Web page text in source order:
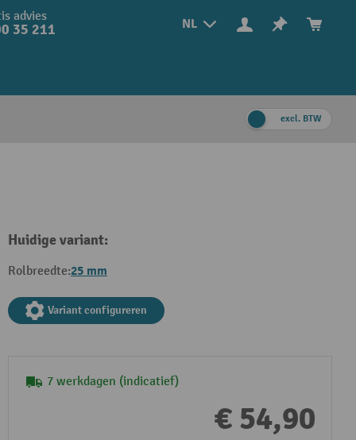
NL
advies
35 211
excl. BTW
Huidige variant:
Rolbreedte:25 mm
Variant configureren
7 werkdagen (indicatief)
€ 54,90